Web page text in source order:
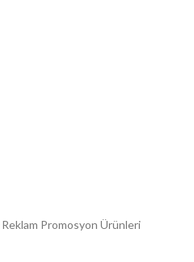
Promosyon Ürünleri